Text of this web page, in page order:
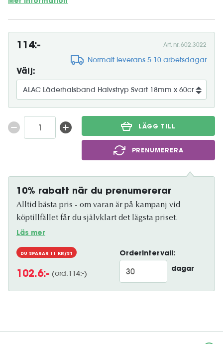
114:- Art. nr. 602.3022
Normalt leverans 5-10 arbetsdagar
Välj:
LÄGG TILL
PRENUMERERA
10% rabatt när du prenumererar
Alltid bästa pris - om varan är på kampanj vid
köptillfället får du självklart det lägsta priset.
Läs mer
DU SPARAR 11 KR/ST
102.6:- (ord.114:-)
Orderintervall:
dagar